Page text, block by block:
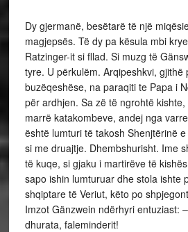
Dy gjermanë, besëtarë të një
magjepsës. Të dy pa kësula mbi
Ratzinger-it si fllad. Si muzg të
tyre. U përkulëm. Arqipeshkvi, gjithë
buzëqeshëse, na paraqiti te Papa i
për ardhjen. Sa zë të ngrohtë
marrë katakombeve, andej nga
është lumturi të takosh Shenjtërinë
si me druajtje. Dhembshurisht. Ime
të kuqe, si gjaku i martirëve të
sapo ishin lumturuar dhe stola ishte
shqiptare të Veriut, këto po
Imzot Gänzwein ndërhyri entuziast:
dhurata, faleminderit!